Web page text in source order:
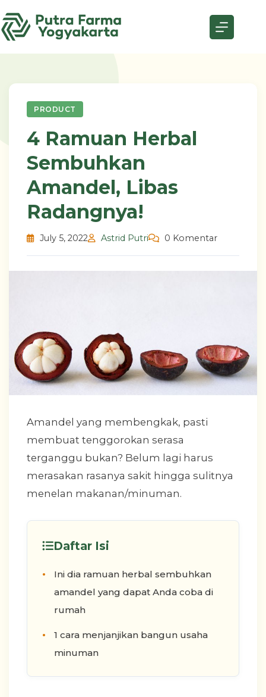
to
content
PRODUCT
4 Ramuan Herbal
Sembuhkan
Amandel, Libas
Radangnya!
July 5, 2022 Astrid Putri 0 Komentar
Amandel yang membengkak, pasti
membuat tenggorokan serasa
terganggu bukan? Belum lagi harus
merasakan rasanya sakit hingga sulitnya
menelan makanan/minuman.
Daftar Isi
Ini dia ramuan herbal sembuhkan
amandel yang dapat Anda coba di
rumah
1 cara menjanjikan bangun usaha
minuman